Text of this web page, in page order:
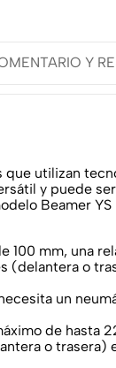
Y
que utilizan
y puede
Beamer YS
100 mm, una
(delantera o
un
de hasta
o trasera)